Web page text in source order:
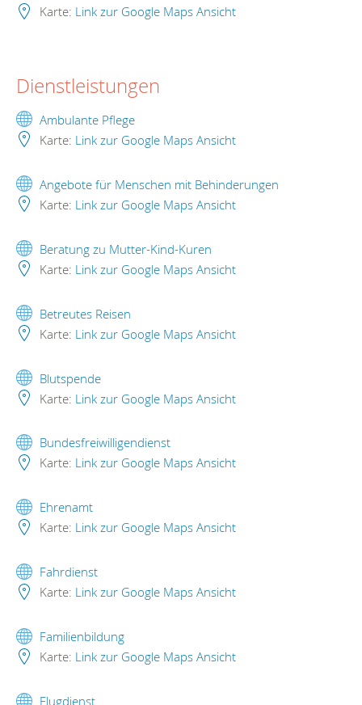
Karte: Link zur Google Maps Ansicht
Dienstleistungen
Ambulante Pflege
Karte: Link zur Google Maps Ansicht
Angebote für Menschen mit Behinderungen
Karte: Link zur Google Maps Ansicht
Beratung zu Mutter-Kind-Kuren
Karte: Link zur Google Maps Ansicht
Betreutes Reisen
Karte: Link zur Google Maps Ansicht
Blutspende
Karte: Link zur Google Maps Ansicht
Bundesfreiwilligendienst
Karte: Link zur Google Maps Ansicht
Ehrenamt
Karte: Link zur Google Maps Ansicht
Fahrdienst
Karte: Link zur Google Maps Ansicht
Familienbildung
Karte: Link zur Google Maps Ansicht
Flugdienst